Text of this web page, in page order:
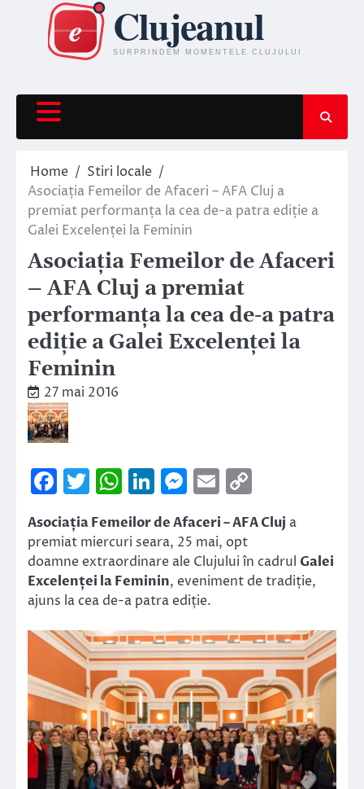
content
Home
Stiri locale
Asociația Femeilor de Afaceri – AFA Cluj a
premiat performanța la cea de-a patra ediție a
Galei Excelenței la Feminin
Asociația Femeilor de Afaceri
– AFA Cluj a premiat
performanța la cea de-a patra
ediție a Galei Excelenței la
Feminin
27 mai 2016
Facebook
Twitter
WhatsApp
LinkedIn
Messenger
Email
Link
Asociația Femeilor de Afaceri – AFA Cluj a
premiat miercuri seara, 25 mai, opt
doamne extraordinare ale Clujului în cadrul Galei
Excelenței la Feminin, eveniment de tradiție,
ajuns la cea de-a patra ediție.